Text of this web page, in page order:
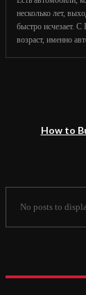
несколько лет,
быстро исчезает.
возраст, именно
How to
No posts to